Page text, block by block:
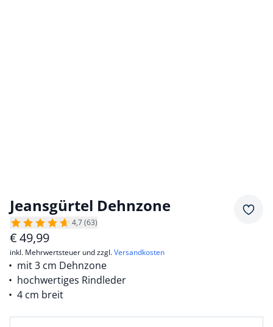
Jeansgürtel Dehnzone
4,7 (63)
€49,99
inkl. Mehrwertsteuer und zzgl.Versandkosten
mit 3 cm Dehnzone
hochwertiges Rindleder
4 cm breit